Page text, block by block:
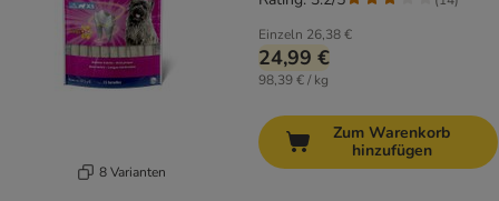
8 Varianten
Einzeln 26,38 €
24,99 €
98,39 € / kg
Zum Warenkorb
hinzufügen